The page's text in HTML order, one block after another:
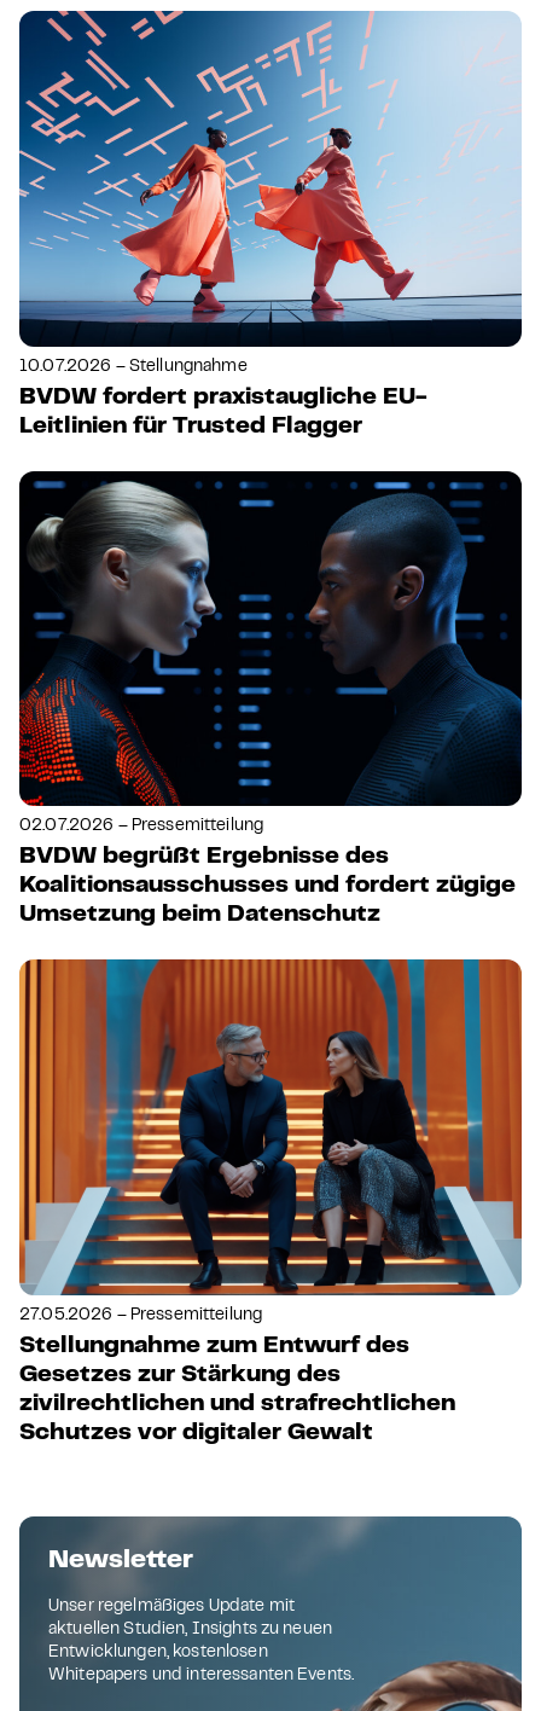
10.07.2026 – Stellungnahme
BVDW fordert praxistaugliche EU-
Leitlinien für Trusted Flagger
02.07.2026 – Pressemitteilung
BVDW begrüßt Ergebnisse des
Koalitionsausschusses und fordert zügige
Umsetzung beim Datenschutz
27.05.2026 – Pressemitteilung
Stellungnahme zum Entwurf des
Gesetzes zur Stärkung des
zivilrechtlichen und strafrechtlichen
Schutzes vor digitaler Gewalt
Newsletter
Unser regelmäßiges Update mit
aktuellen Studien, Insights zu neuen
Entwicklungen, kostenlosen
Whitepapers und interessanten Events.